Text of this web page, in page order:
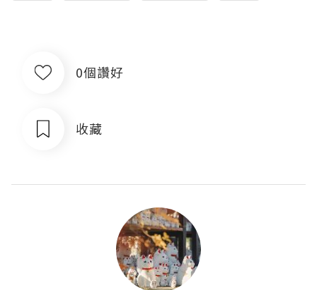
0個讚好
收藏